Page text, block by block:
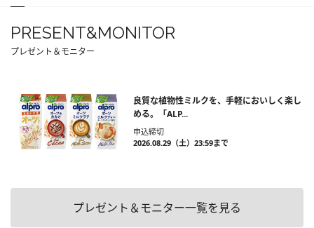
PRESENT&MONITOR
プレゼント＆モニター
良質な植物性ミルクを、手軽においしく楽し
める。「ALP...
申込締切
2026.08.29（土）23:59まで
プレゼント＆モニター一覧を見る